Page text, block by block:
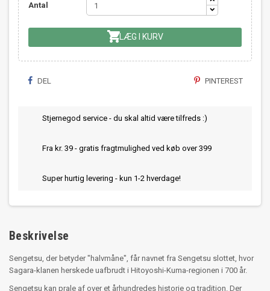
Antal
 LÆG I KURV
DEL PINTEREST
Stjernegod service - du skal altid være tilfreds :)
Fra kr. 39 - gratis fragtmulighed ved køb over 399
Super hurtig levering - kun 1-2 hverdage!
Beskrivelse
Sengetsu, der betyder "halvmåne", får navnet fra Sengetsu slottet, hvor
Sagara-klanen herskede uafbrudt i Hitoyoshi-Kuma-regionen i 700 år.
Sengetsu kan prale af over et århundredes historie og tradition. Der